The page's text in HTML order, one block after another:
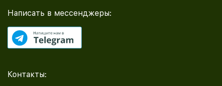
Написать в мессенджеры:
Контакты: